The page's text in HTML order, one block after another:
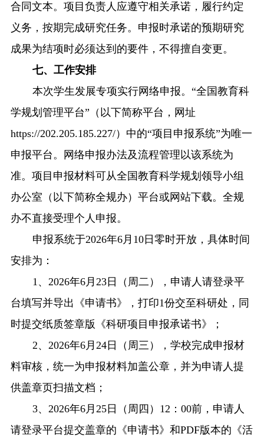
合同文本。项目负责人应遵守相关承诺，履行约定
义务，按期完成研究任务。 申报时承诺的预期研究
成果为结项时必须达到的要件，不得擅自变更。
七、工作安排
本次学生发展专项实行网络申报。 “全国教育科
学规划管理平台”（以下简称平台，网址
https://202.205.185.227/）中的“项目申报系统”为唯一
申报平台。网络申报办法及流程管理以该系统为
准。 项目申报材料可从全国教育科学规划领导小组
办公室（以下简称全规办）平台或网站下载。全规
办不直接受理个人申报。
申报系统于2026年6月10日零时开放， 具体时间
安排为：
1、2026年6月 23日（周 二 ），申请人请登录平
台填写并导出《申请书》，打印1份交至科研处，同
时提交纸质签章版《科研项目申报承诺书》；
2、2026年6月 24日（周 三 ），学校完成申报材
料审核，统一为申报材料加盖公章，并为申请人提
供盖章页扫描文档；
3、2026年6月 25日（周 四 ） 12：00前，申请人
请登录平台提交盖章的《申请书》和PDF版本的《活